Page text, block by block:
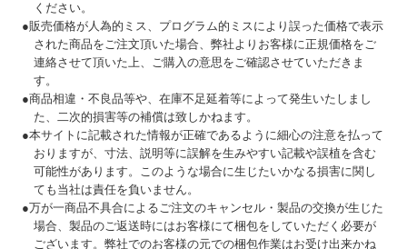
ください。
●販売価格が人為的ミス、プログラム的ミスにより誤った価格で表示
された商品をご注文頂いた場合、弊社よりお客様に正規価格をご
連絡させて頂いた上、ご購入の意思をご確認させていただきま
す。
●商品相違・不良品等や、在庫不足延着等によって発生いたしまし
た、二次的損害等の補償は致しかねます。
●本サイトに記載された情報が正確であるように細心の注意を払って
おりますが、寸法、説明等に誤解を生みやすい記載や誤植を含む
可能性があります。このような場合に生じたいかなる損害に関し
ても当社は責任を負いません。
●万が一商品不具合によるご注文のキャンセル・製品の交換が生じた
場合、製品のご返送時にはお客様にて梱包をしていただく必要が
ございます。弊社でのお客様の元での梱包作業はお受け出来かね